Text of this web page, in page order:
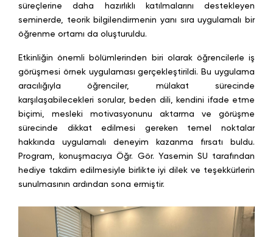
süreçlerine daha hazırlıklı katılmalarını destekleyen
seminerde, teorik bilgilendirmenin yanı sıra uygulamalı bir
öğrenme ortamı da oluşturuldu.
Etkinliğin önemli bölümlerinden biri olarak öğrencilerle iş
görüşmesi örnek uygulaması gerçekleştirildi. Bu uygulama
aracılığıyla öğrenciler, mülakat sürecinde
karşılaşabilecekleri sorular, beden dili, kendini ifade etme
biçimi, mesleki motivasyonunu aktarma ve görüşme
sürecinde dikkat edilmesi gereken temel noktalar
hakkında uygulamalı deneyim kazanma fırsatı buldu.
Program, konuşmacıya Öğr. Gör. Yasemin SU tarafından
hediye takdim edilmesiyle birlikte iyi dilek ve teşekkürlerin
sunulmasının ardından sona ermiştir.